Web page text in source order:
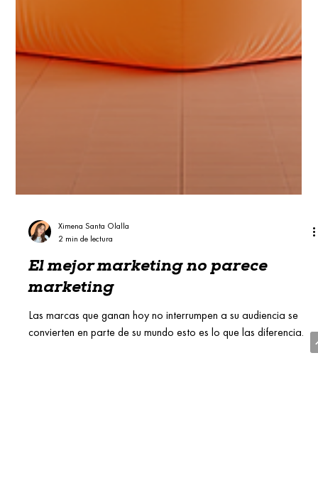
2 min de lectura
El mejor marketing no parece
marketing
Las marcas que ganan hoy no interrumpen a su audiencia se